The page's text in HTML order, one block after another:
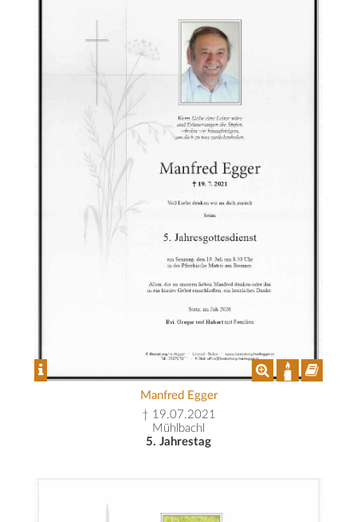
Manfred Egger
† 19.07.2021
Mühlbachl
5. Jahrestag